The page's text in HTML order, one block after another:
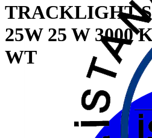
TRACKLIGHT
25W 25 W 3000
WT